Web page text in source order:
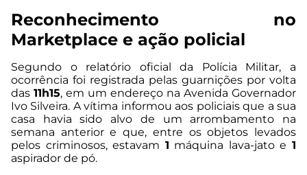
Reconhecimento no
Marketplace e ação policial
Segundo o relatório oficial da Polícia Militar, a
ocorrência foi registrada pelas guarnições por volta
das 11h15, em um endereço na Avenida Governador
Ivo Silveira. A vítima informou aos policiais que a sua
casa havia sido alvo de um arrombamento na
semana anterior e que, entre os objetos levados
pelos criminosos, estavam 1 máquina lava-jato e1
aspirador de pó.